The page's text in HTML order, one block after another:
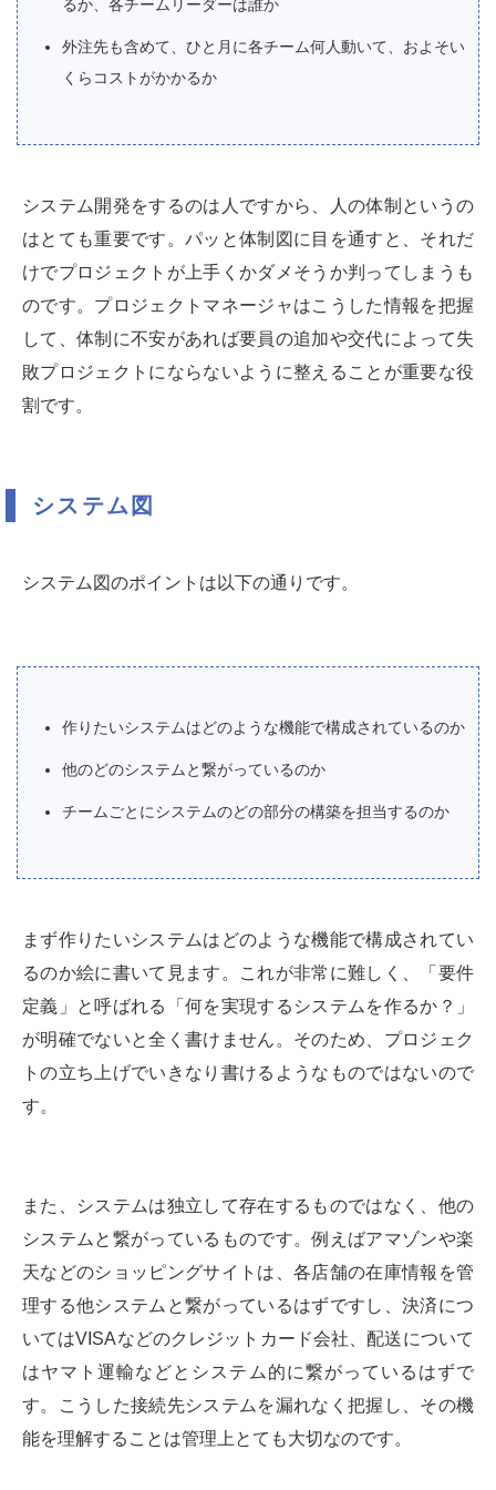
るか、各チームリーダーは誰か
外注先も含めて、ひと月に各チーム何人動いて、およそい
くらコストがかかるか
システム開発をするのは人ですから、人の体制というの
はとても重要です。パッと体制図に目を通すと、それだ
けでプロジェクトが上手くかダメそうか判ってしまうも
のです。プロジェクトマネージャはこうした情報を把握
して、体制に不安があれば要員の追加や交代によって失
敗プロジェクトにならないように整えることが重要な役
割です。
システム図
システム図のポイントは以下の通りです。
作りたいシステムはどのような機能で構成されているのか
他のどのシステムと繋がっているのか
チームごとにシステムのどの部分の構築を担当するのか
まず作りたいシステムはどのような機能で構成されてい
るのか絵に書いて見ます。これが非常に難しく、「要件
定義」と呼ばれる「何を実現するシステムを作るか？」
が明確でないと全く書けません。そのため、プロジェク
トの立ち上げでいきなり書けるようなものではないので
す。
また、システムは独立して存在するものではなく、他の
システムと繋がっているものです。例えばアマゾンや楽
天などのショッピングサイトは、各店舗の在庫情報を管
理する他システムと繋がっているはずですし、決済につ
いてはVISAなどのクレジットカード会社、配送について
はヤマト運輸などとシステム的に繋がっているはずで
す。こうした接続先システムを漏れなく把握し、その機
能を理解することは管理上とても大切なのです。